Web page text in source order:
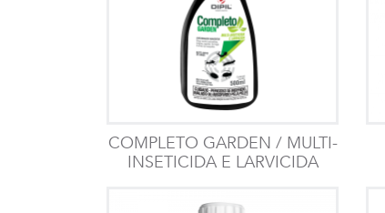
COMPLETO GARDEN / MULTI-
INSETICIDA E LARVICIDA